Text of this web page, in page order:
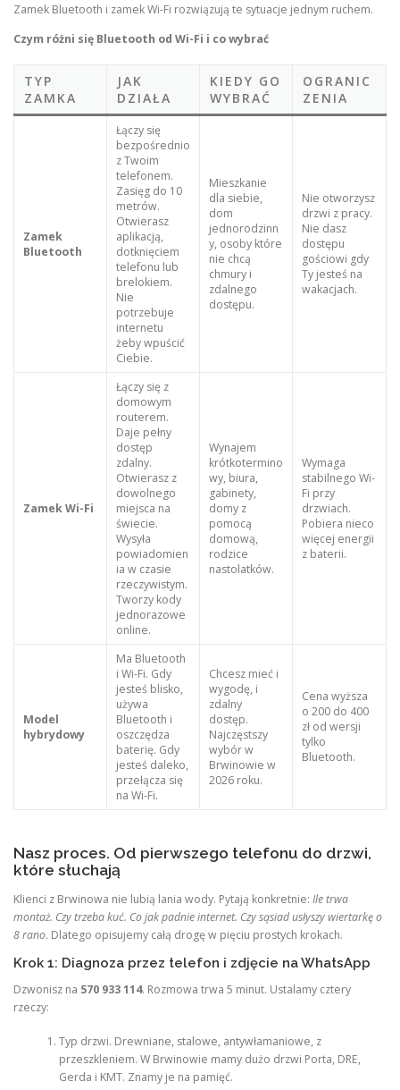
Zamek Bluetooth i zamek Wi-Fi rozwiązują te sytuacje jednym ruchem.
Czym różni się Bluetooth od Wi-Fi i co wybrać
TYP
ZAMKA
JAK
DZIAŁA
KIEDY GO
WYBRAĆ
OGRANIC
ZENIA
Zamek
Bluetooth
Łączy się
bezpośrednio
z Twoim
telefonem.
Zasięg do 10
metrów.
Otwierasz
aplikacją,
dotknięciem
telefonu lub
brelokiem.
Nie
potrzebuje
internetu
żeby wpuścić
Ciebie.
Mieszkanie
dla siebie,
dom
jednorodzinn
y, osoby które
nie chcą
chmury i
zdalnego
dostępu.
Nie otworzysz
drzwi z pracy.
Nie dasz
dostępu
gościowi gdy
Ty jesteś na
wakacjach.
Zamek Wi-Fi
Łączy się z
domowym
routerem.
Daje pełny
dostęp
zdalny.
Otwierasz z
dowolnego
miejsca na
świecie.
Wysyła
powiadomien
ia w czasie
rzeczywistym.
Tworzy kody
jednorazowe
online.
Wynajem
krótkotermino
wy, biura,
gabinety,
domy z
pomocą
domową,
rodzice
nastolatków.
Wymaga
stabilnego Wi-
Fi przy
drzwiach.
Pobiera nieco
więcej energii
z baterii.
Model
hybrydowy
Ma Bluetooth
i Wi-Fi. Gdy
jesteś blisko,
używa
Bluetooth i
oszczędza
baterię. Gdy
jesteś daleko,
przełącza się
na Wi-Fi.
Chcesz mieć i
wygodę, i
zdalny
dostęp.
Najczęstszy
wybór w
Brwinowie w
2026 roku.
Cena wyższa
o 200 do 400
zł od wersji
tylko
Bluetooth.
Nasz proces. Od pierwszego telefonu do drzwi,
które słuchają
Klienci z Brwinowa nie lubią lania wody. Pytają konkretnie: Ile trwa
montaż. Czy trzeba kuć. Co jak padnie internet. Czy sąsiad usłyszy wiertarkę o
8 rano. Dlatego opisujemy całą drogę w pięciu prostych krokach.
Krok 1: Diagnoza przez telefon i zdjęcie na WhatsApp
Dzwonisz na 570 933 114. Rozmowa trwa 5 minut. Ustalamy cztery
rzeczy:
Typ drzwi. Drewniane, stalowe, antywłamaniowe, z
przeszkleniem. W Brwinowie mamy dużo drzwi Porta, DRE,
Gerda i KMT. Znamy je na pamięć.